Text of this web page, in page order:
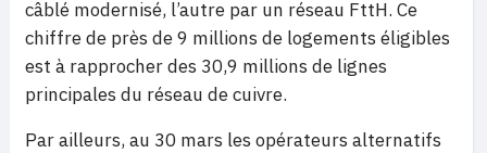
câblé modernisé, l’autre par un réseau FttH. Ce
chiffre de près de 9 millions de logements éligibles
est à rapprocher des 30,9 millions de lignes
principales du réseau de cuivre.
Par ailleurs, au 30 mars les opérateurs alternatifs